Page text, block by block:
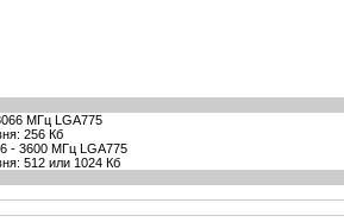
МГц LGA775
256 Кб
- 3600 МГц LGA775
512 или 1024 Кб